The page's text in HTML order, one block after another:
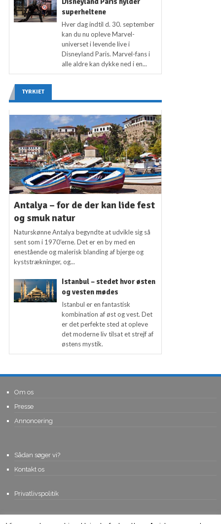
superheltene
Hver dag indtil d. 30. september
kan du nu opleve Marvel-
universet i levende live i
Disneyland Paris. Marvel-fans i
alle aldre kan dykke ned i en...
TYRKIET
Antalya – for de der kan lide fest
og smuk natur
Naturskønne Antalya begyndte at udvikle sig så
sent som i 1970’erne. Det er en by med en
enestående og malerisk blanding af bjerge og
kyststrækninger, og...
Istanbul – stedet hvor østen
og vesten mødes
Istanbul er en fantastisk
kombination af øst og vest. Det
er det perfekte sted at opleve
det moderne liv tilsat et strejf af
østens mystik.
Om os
Presse
Annoncering
Sådan søger vi?
Kontakt os
Privatlivspolitik